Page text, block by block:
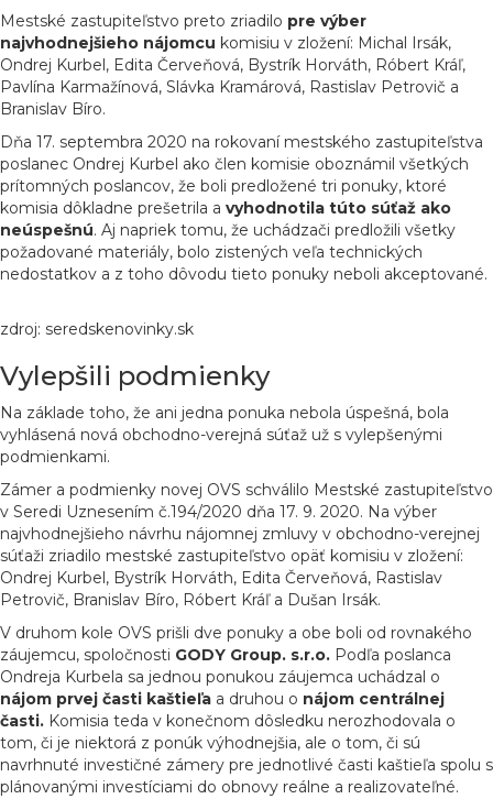
Mestské zastupiteľstvo preto zriadilo pre výber
najvhodnejšieho nájomcu komisiu v zložení: Michal Irsák,
Ondrej Kurbel, Edita Červeňová, Bystrík Horváth, Róbert Kráľ,
Pavlína Karmažínová, Slávka Kramárová, Rastislav Petrovič a
Branislav Bíro.
Dňa 17. septembra 2020 na rokovaní mestského zastupiteľstva
poslanec Ondrej Kurbel ako člen komisie oboznámil všetkých
prítomných poslancov, že boli predložené tri ponuky, ktoré
komisia dôkladne prešetrila a vyhodnotila túto súťaž ako
neúspešnú. Aj napriek tomu, že uchádzači predložili všetky
požadované materiály, bolo zistených veľa technických
nedostatkov a z toho dôvodu tieto ponuky neboli akceptované.
zdroj: seredskenovinky.sk
Vylepšili podmienky
Na základe toho, že ani jedna ponuka nebola úspešná, bola
vyhlásená nová obchodno-verejná súťaž už s vylepšenými
podmienkami.
Zámer a podmienky novej OVS schválilo Mestské zastupiteľstvo
v Seredi Uznesením č.194/2020 dňa 17. 9. 2020. Na výber
najvhodnejšieho návrhu nájomnej zmluvy v obchodno-verejnej
súťaži zriadilo mestské zastupiteľstvo opäť komisiu v zložení:
Ondrej Kurbel, Bystrík Horváth, Edita Červeňová, Rastislav
Petrovič, Branislav Bíro, Róbert Kráľ a Dušan Irsák.
V druhom kole OVS prišli dve ponuky a obe boli od rovnakého
záujemcu, spoločnosti GODY Group. s.r.o. Podľa poslanca
Ondreja Kurbela sa jednou ponukou záujemca uchádzal o
nájom prvej časti kaštieľa a druhou o nájom centrálnej
časti. Komisia teda v konečnom dôsledku nerozhodovala o
tom, či je niektorá z ponúk výhodnejšia, ale o tom, či sú
navrhnuté investičné zámery pre jednotlivé časti kaštieľa spolu s
plánovanými investíciami do obnovy reálne a realizovateľné.